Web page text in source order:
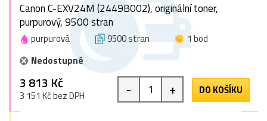
Canon C-EXV24M (2449B002), originální toner,
purpurový, 9500 stran
purpurová 9500 stran
1 bod
Nedostupné
3 813 Kč
3 151 Kč bez DPH - + DO KOŠÍKU